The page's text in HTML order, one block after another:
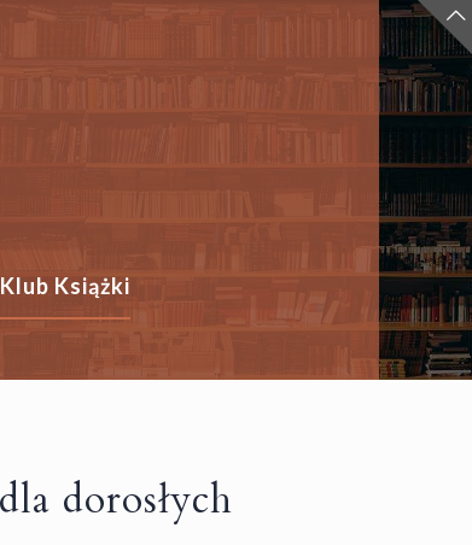
Książki
dorosłych